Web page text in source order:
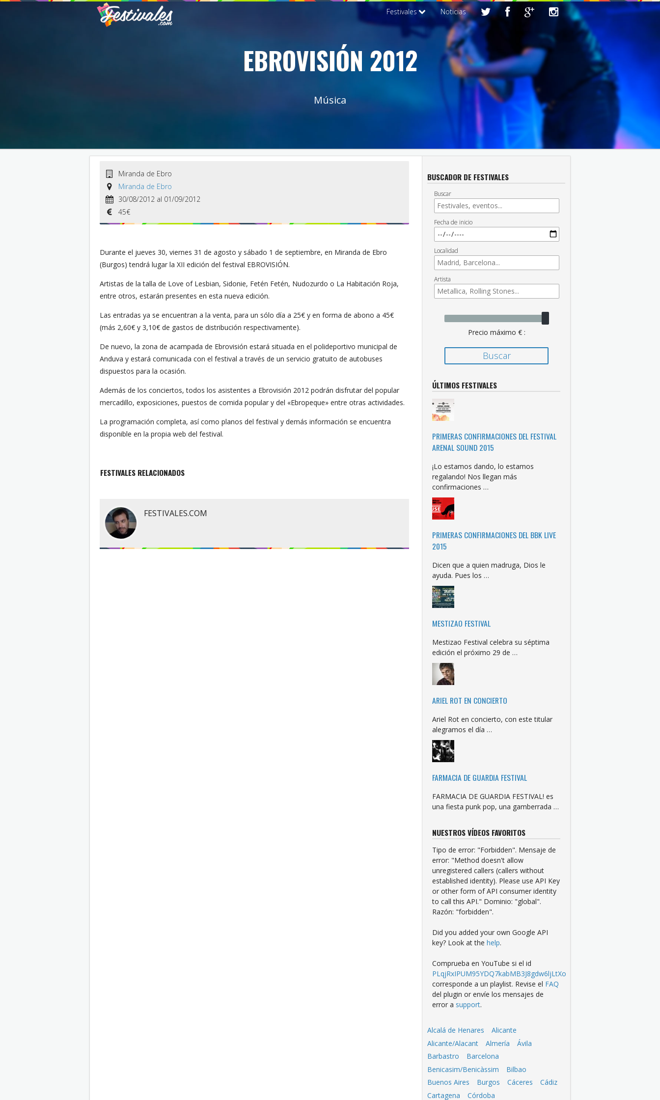
Noticias
Festivales
EBROVISIÓN 2012
Música
Miranda de Ebro
Miranda de Ebro
30/08/2012 al 01/09/2012
45€
Durante el jueves 30, viernes 31 de agosto y sábado 1 de septiembre, en Miranda de Ebro
(Burgos) tendrá lugar la XII edición del festival EBROVISIÓN.
Artistas de la talla de Love of Lesbian, Sidonie, Fetén Fetén, Nudozurdo o La Habitación Roja,
entre otros, estarán presentes en esta nueva edición.
Las entradas ya se encuentran a la venta, para un sólo día a 25€ y en forma de abono a 45€
(más 2,60€ y 3,10€ de gastos de distribución respectivamente).
De nuevo, la zona de acampada de Ebrovisión estará situada en el polideportivo municipal de
Anduva y estará comunicada con el festival a través de un servicio gratuito de autobuses
dispuestos para la ocasión.
Además de los conciertos, todos los asistentes a Ebrovisión 2012 podrán disfrutar del popular
mercadillo, exposiciones, puestos de comida popular y del «Ebropeque» entre otras actividades.
La programación completa, así como planos del festival y demás información se encuentra
disponible en la propia web del festival.
FESTIVALES RELACIONADOS
FESTIVALES.COM
BUSCADOR DE FESTIVALES
Buscar
Fecha de inicio
Localidad
Artista
Precio máximo € :
ÚLTIMOS FESTIVALES
PRIMERAS CONFIRMACIONES DEL FESTIVAL
ARENAL SOUND 2015
¡Lo estamos dando, lo estamos
regalando! Nos llegan más
confirmaciones …
PRIMERAS CONFIRMACIONES DEL BBK LIVE
2015
Dicen que a quien madruga, Dios le
ayuda. Pues los …
MESTIZAO FESTIVAL
Mestizao Festival celebra su séptima
edición el próximo 29 de …
ARIEL ROT EN CONCIERTO
Ariel Rot en concierto, con este titular
alegramos el día …
FARMACIA DE GUARDIA FESTIVAL
FARMACIA DE GUARDIA FESTIVAL! es
una fiesta punk pop, una gamberrada …
NUESTROS VÍDEOS FAVORITOS
Tipo de error: "Forbidden". Mensaje de
error: "Method doesn't allow
unregistered callers (callers without
established identity). Please use API Key
or other form of API consumer identity
to call this API." Dominio: "global".
Razón: "forbidden".
Did you added your own Google API
key? Look at thehelp.
Comprueba en YouTube si el id
PLqjRxIPUM95YDQ7kabMB3J8gdw6ljLtXo
corresponde a un playlist. Revise el FAQ
del plugin or envíe los mensajes de
error a support.
Alcalá de Henares
Alicante
Alicante/Alacant
Almería
Ávila
Barbastro
Barcelona
Benicasim/Benicàssim
Bilbao
Buenos Aires
Burgos Cáceres
Cádiz
Cartagena
Córdoba